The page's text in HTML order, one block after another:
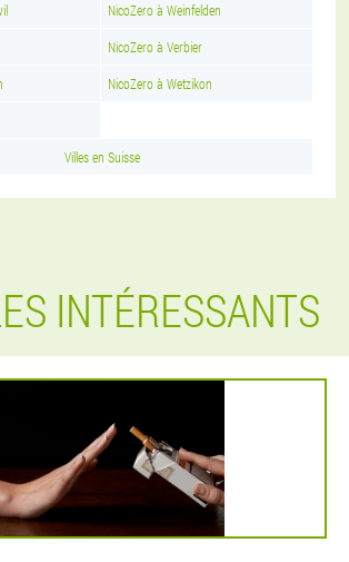
NicoZero à Weinfelden
NicoZero à Verbier
NicoZero à Wetzikon
Villes en Suisse
INTÉRESSANTS